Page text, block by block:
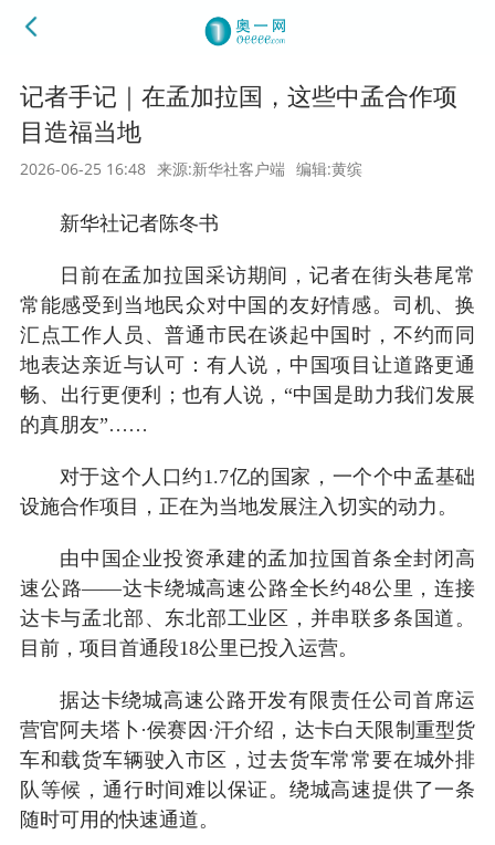
记者手记｜在孟加拉国，这些中孟合作项
目造福当地
2026-06-25 16:48 来源:新华社客户端 编辑:黄缤
新华社记者陈冬书
日前在孟加拉国采访期间，记者在街头巷尾常
常能感受到当地民众对中国的友好情感。司机、换
汇点工作人员、普通市民在谈起中国时，不约而同
地表达亲近与认可：有人说，中国项目让道路更通
畅、出行更便利；也有人说，“中国是助力我们发展
的真朋友”……
对于这个人口约1.7亿的国家，一个个中孟基础
设施合作项目，正在为当地发展注入切实的动力。
由中国企业投资承建的孟加拉国首条全封闭高
速公路——达卡绕城高速公路全长约48公里，连接
达卡与孟北部、东北部工业区，并串联多条国道。
目前，项目首通段18公里已投入运营。
据达卡绕城高速公路开发有限责任公司首席运
营官阿夫塔卜·侯赛因·汗介绍，达卡白天限制重型货
车和载货车辆驶入市区，过去货车常常要在城外排
队等候，通行时间难以保证。绕城高速提供了一条
随时可用的快速通道。